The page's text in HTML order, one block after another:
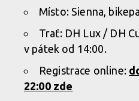
Místo: Sienna,
Trať: DH Lux / DH
v pátek od 14:00.
Registrace online:
22:00 zde